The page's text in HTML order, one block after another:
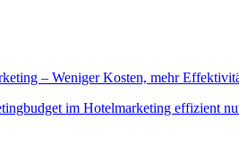
im Hotelmarketing effizient